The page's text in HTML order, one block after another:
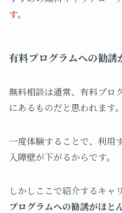
す。
有料プログラムへの勧誘
無料相談は通常、有料プロ
にあるものだと思われます。
一度体験することで、利用
入障壁が下がるからです。
しかしここで紹介するキャ
プログラムへの勧誘がほと